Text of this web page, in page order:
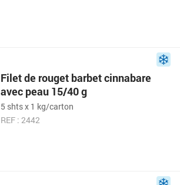
Filet de rouget barbet cinnabare
avec peau 15/40 g
5 shts x 1 kg/carton
REF : 2442